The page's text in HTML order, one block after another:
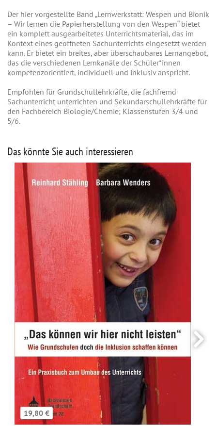
Der hier vorgestellte Band „Lernwerkstatt: Wespen und Bionik
– Wir lernen die Papierherstellung von den Wespen“ bietet
ein komplett ausgearbeitetes Unterrichtsmaterial, das im
Kontext eines geöffneten Sachunterrichts eingesetzt werden
kann. Er bietet ein breites, aber überschaubares Lernangebot,
das die verschiedenen Lernkanäle der Schüler*innen
kompetenzorientiert, individuell und inklusiv anspricht.
Empfohlen für Grundschullehrkräfte, die fachfremd
Sachunterricht unterrichten und Sekundarschullehrkräfte für
den Fachbereich Biologie/Chemie; Klassenstufen 3/4 und
5/6.
Das könnte Sie auch interessieren
19,80 €